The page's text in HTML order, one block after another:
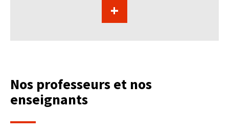
+
Nos professeurs et nos
enseignants